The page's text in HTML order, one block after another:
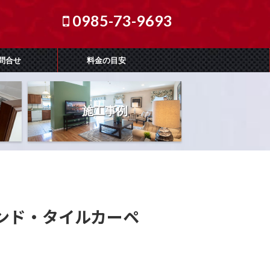
0985-73-9693
合せ 料金の目安
施工事例
ド・タイルカーペ